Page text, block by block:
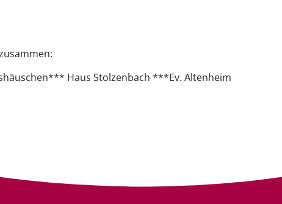
Haus Stolzenbach ***Ev. Altenheim